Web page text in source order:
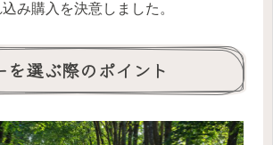
み購入を決意しました。
を選ぶ際のポイント